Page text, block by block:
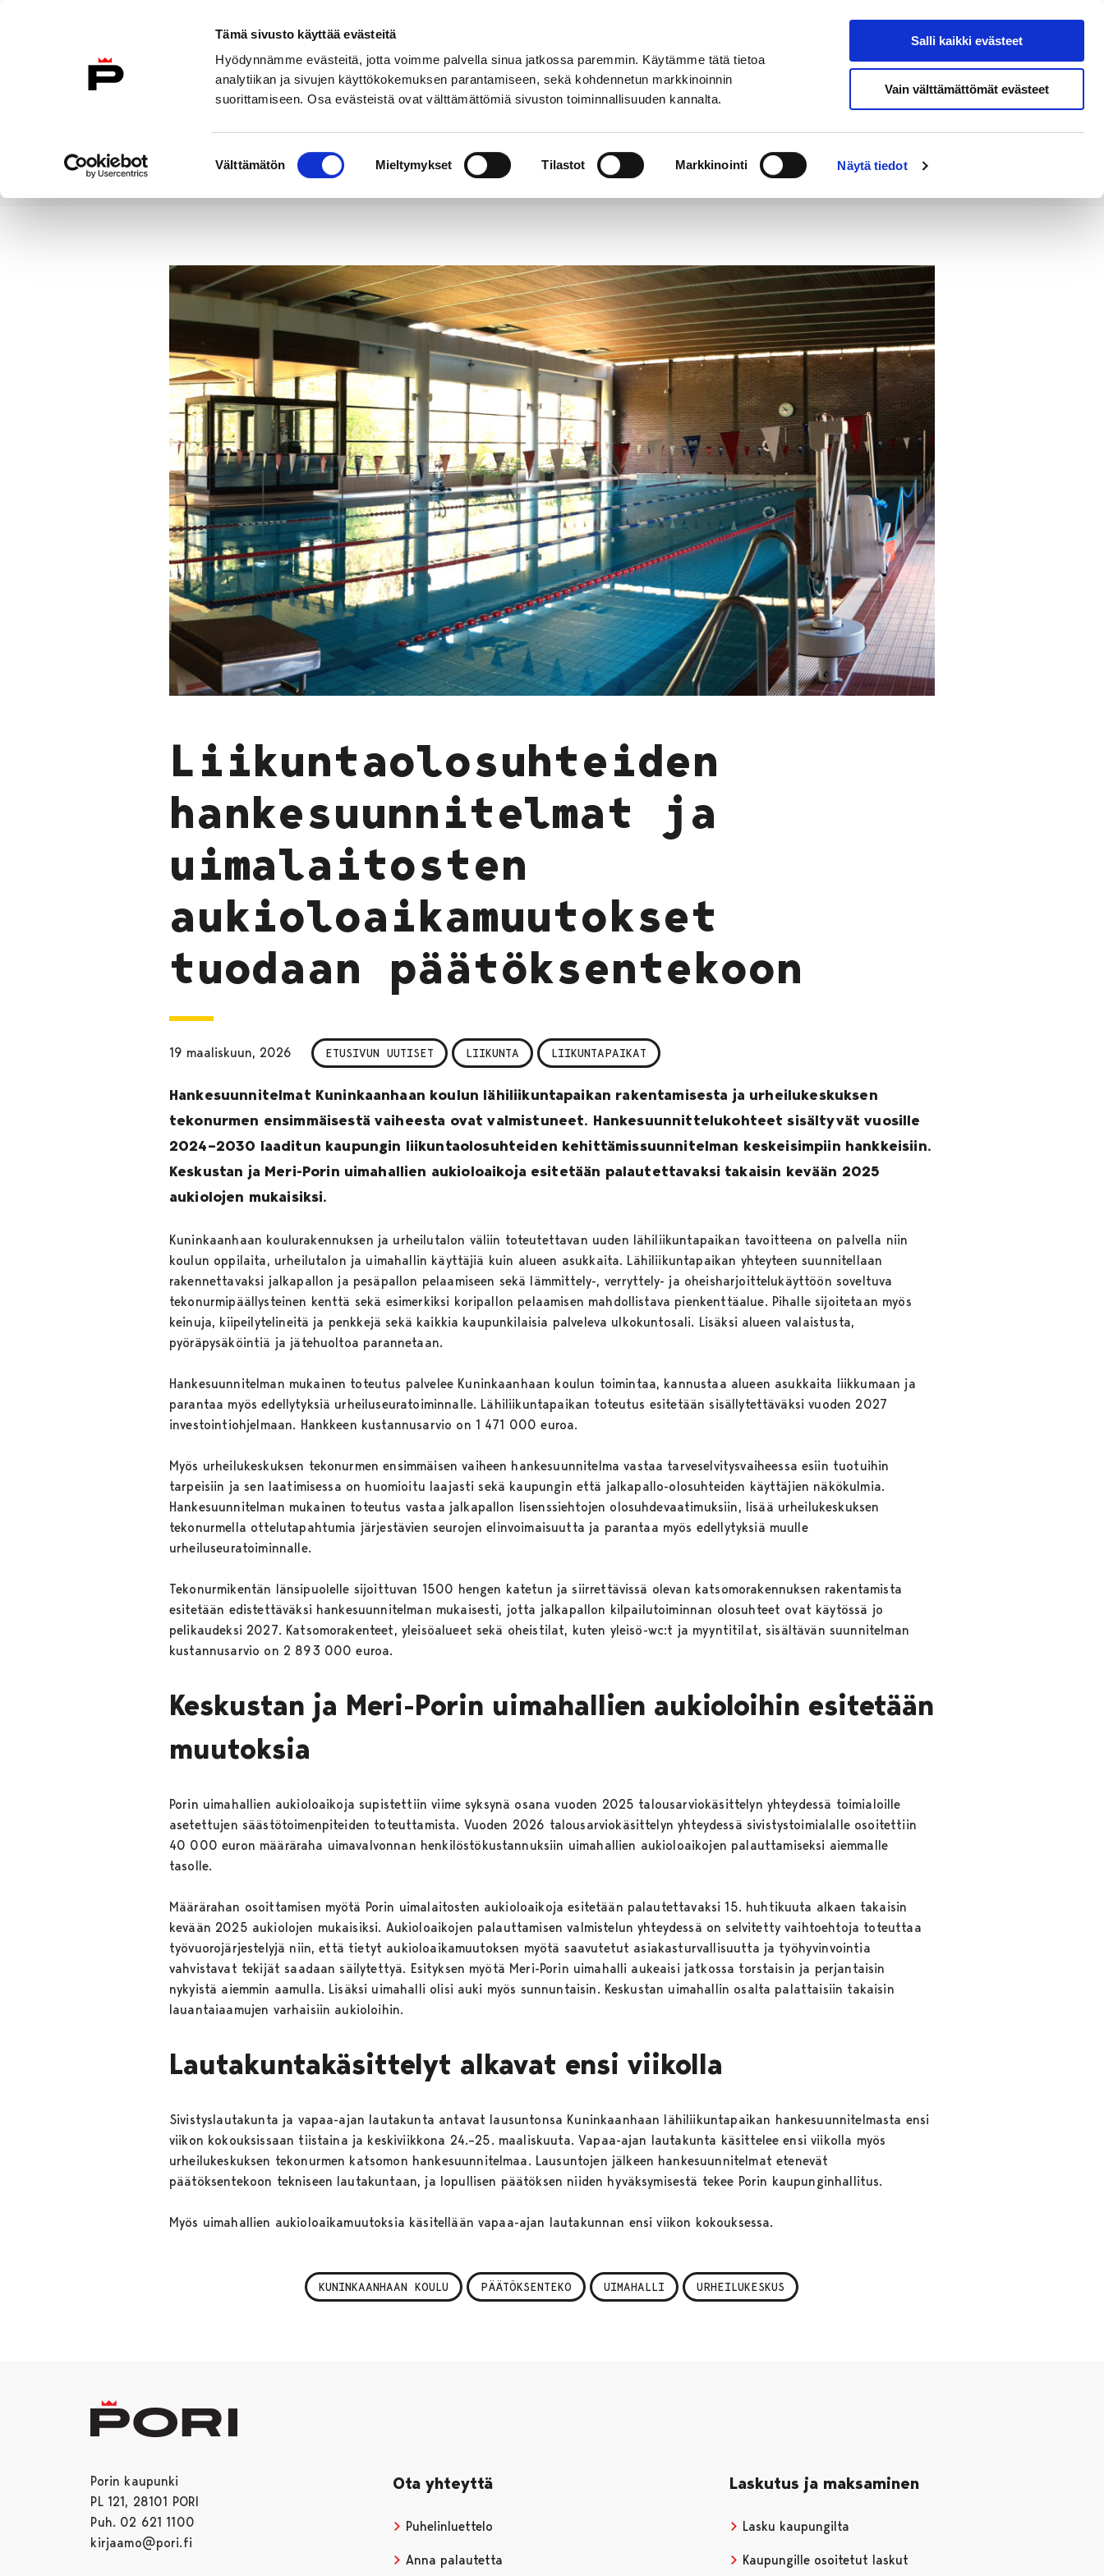
Tämä sivusto käyttää evästeitä
Hyödynnämme evästeitä, jotta voimme palvella sinua jatkossa paremmin. Käytämme tätä tietoa
analytiikan ja sivujen käyttökokemuksen parantamiseen, sekä kohdennetun markkinoinnin
suorittamiseen. Osa evästeistä ovat välttämättömiä sivuston toiminnallisuuden kannalta.
valinta
Välttämätön Mieltymykset Tilastot Markkinointi Näytä tiedot
Salli kaikki evästeet
Vain välttämättömät evästeet
Etusivulle
Hae sivustolta
Etusivu
Liikuntaolosuhteiden
hankesuunnitelmat ja
uimalaitosten
aukioloaikamuutokset
tuodaan päätöksentekoon
19 maaliskuun, 2026 ETUSIVUN UUTISET LIIKUNTA LIIKUNTAPAIKAT
Hankesuunnitelmat Kuninkaanhaan koulun lähiliikuntapaikan rakentamisesta ja urheilukeskuksen
tekonurmen ensimmäisestä vaiheesta ovat valmistuneet. Hankesuunnittelukohteet sisältyvät vuosille
2024–2030 laaditun kaupungin liikuntaolosuhteiden kehittämissuunnitelman keskeisimpiin hankkeisiin.
Keskustan ja Meri-Porin uimahallien aukioloaikoja esitetään palautettavaksi takaisin kevään 2025
aukiolojen mukaisiksi.
Kuninkaanhaan koulurakennuksen ja urheilutalon väliin toteutettavan uuden lähiliikuntapaikan tavoitteena on palvella niin
koulun oppilaita, urheilutalon ja uimahallin käyttäjiä kuin alueen asukkaita. Lähiliikuntapaikan yhteyteen suunnitellaan
rakennettavaksi jalkapallon ja pesäpallon pelaamiseen sekä lämmittely-, verryttely- ja oheisharjoittelukäyttöön soveltuva
tekonurmipäällysteinen kenttä sekä esimerkiksi koripallon pelaamisen mahdollistava pienkenttäalue. Pihalle sijoitetaan myös
keinuja, kiipeilytelineitä ja penkkejä sekä kaikkia kaupunkilaisia palveleva ulkokuntosali. Lisäksi alueen valaistusta,
pyöräpysäköintiä ja jätehuoltoa parannetaan.
Hankesuunnitelman mukainen toteutus palvelee Kuninkaanhaan koulun toimintaa, kannustaa alueen asukkaita liikkumaan ja
parantaa myös edellytyksiä urheiluseuratoiminnalle. Lähiliikuntapaikan toteutus esitetään sisällytettäväksi vuoden 2027
investointiohjelmaan. Hankkeen kustannusarvio on 1 471 000 euroa.
Myös urheilukeskuksen tekonurmen ensimmäisen vaiheen hankesuunnitelma vastaa tarveselvitysvaiheessa esiin tuotuihin
tarpeisiin ja sen laatimisessa on huomioitu laajasti sekä kaupungin että jalkapallo-olosuhteiden käyttäjien näkökulmia.
Hankesuunnitelman mukainen toteutus vastaa jalkapallon lisenssiehtojen olosuhdevaatimuksiin, lisää urheilukeskuksen
tekonurmella ottelutapahtumia järjestävien seurojen elinvoimaisuutta ja parantaa myös edellytyksiä muulle
urheiluseuratoiminnalle.
Tekonurmikentän länsipuolelle sijoittuvan 1500 hengen katetun ja siirrettävissä olevan katsomorakennuksen rakentamista
esitetään edistettäväksi hankesuunnitelman mukaisesti, jotta jalkapallon kilpailutoiminnan olosuhteet ovat käytössä jo
pelikaudeksi 2027. Katsomorakenteet, yleisöalueet sekä oheistilat, kuten yleisö-wc:t ja myyntitilat, sisältävän suunnitelman
kustannusarvio on 2 893 000 euroa.
Keskustan ja Meri-Porin uimahallien aukioloihin esitetään
muutoksia
Porin uimahallien aukioloaikoja supistettiin viime syksynä osana vuoden 2025 talousarviokäsittelyn yhteydessä toimialoille
asetettujen säästötoimenpiteiden toteuttamista. Vuoden 2026 talousarviokäsittelyn yhteydessä sivistystoimialalle osoitettiin
40 000 euron määräraha uimavalvonnan henkilöstökustannuksiin uimahallien aukioloaikojen palauttamiseksi aiemmalle
tasolle.
Määrärahan osoittamisen myötä Porin uimalaitosten aukioloaikoja esitetään palautettavaksi 15. huhtikuuta alkaen takaisin
kevään 2025 aukiolojen mukaisiksi. Aukioloaikojen palauttamisen valmistelun yhteydessä on selvitetty vaihtoehtoja toteuttaa
työvuorojärjestelyjä niin, että tietyt aukioloaikamuutoksen myötä saavutetut asiakasturvallisuutta ja työhyvinvointia
vahvistavat tekijät saadaan säilytettyä. Esityksen myötä Meri-Porin uimahalli aukeaisi jatkossa torstaisin ja perjantaisin
nykyistä aiemmin aamulla. Lisäksi uimahalli olisi auki myös sunnuntaisin. Keskustan uimahallin osalta palattaisiin takaisin
lauantaiaamujen varhaisiin aukioloihin.
Lautakuntakäsittelyt alkavat ensi viikolla
Sivistyslautakunta ja vapaa-ajan lautakunta antavat lausuntonsa Kuninkaanhaan lähiliikuntapaikan hankesuunnitelmasta ensi
viikon kokouksissaan tiistaina ja keskiviikkona 24.–25. maaliskuuta. Vapaa-ajan lautakunta käsittelee ensi viikolla myös
urheilukeskuksen tekonurmen katsomon hankesuunnitelmaa. Lausuntojen jälkeen hankesuunnitelmat etenevät
päätöksentekoon tekniseen lautakuntaan, ja lopullisen päätöksen niiden hyväksymisestä tekee Porin kaupunginhallitus.
Myös uimahallien aukioloaikamuutoksia käsitellään vapaa-ajan lautakunnan ensi viikon kokouksessa.
KUNINKAANHAAN KOULU PÄÄTÖKSENTEKO UIMAHALLI URHEILUKESKUS
Porin kaupunki
PL 121, 28101 PORI
Puh. 02 621 1100
kirjaamo@pori.fi
Ota yhteyttä
Puhelinluettelo
Anna palautetta
Laskutus ja maksaminen
Lasku kaupungilta
Kaupungille osoitetut laskut